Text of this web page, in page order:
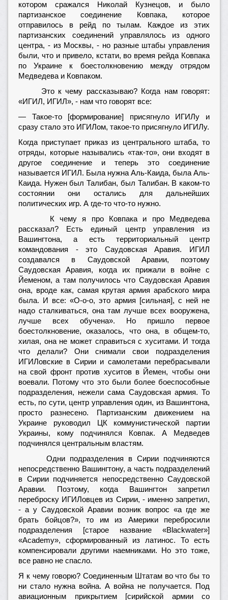
котором сражался Николай Кузнецов, и было
партизанское соединение Ковпака, которое
отправилось в рейд по тылам. Каждое из этих
партизанских соединений управлялось из одного
центра, - из Москвы, - но разные штабы управления
были, что и привело, кстати, во время рейда Ковпака
по Украине к боестолкновению между отрядом
Медведева и Ковпаком.
Это к чему рассказываю? Когда нам говорят:
«ИГИЛ, ИГИЛ», - нам что говорят все:
— Такое-то [формирование] присягнуло ИГИЛу и
сразу стало это ИГИЛом, такое-то присягнуло ИГИЛу.
Когда приступает приказ из центрального штаба, то
отряды, которые назывались «так-то», они входят в
другое соединение и теперь это соединение
называется ИГИЛ. Была нужна Аль-Каида, была Аль-
Каида. Нужен был Талибан, был Талибан. В каком-то
состоянии они остались для дальнейших
политических игр. А где-то что-то нужно.
К чему я про Ковпака и про Медведева
рассказал? Есть единый центр управления из
Вашингтона, а есть территориальный центр
командования - это Саудовская Аравия. ИГИЛ
создавался в Саудовской Аравии, поэтому
Саудовская Аравия, когда их прижали в войне с
Йеменом, а там получилось что Саудовская Аравия
она, вроде как, самая крутая армия арабского мира
была. И все: «О-о-о, это армия [сильная], с ней не
надо сталкиваться, она там лучше всех вооружена,
лучше всех обучена». Но пришло первое
боестолкновение, оказалось, что она, в общем-то,
хилая, она не может справиться с хуситами. И тогда
что делали? Они снимали свои подразделения
ИГИЛовские в Сирии и самолетами перебрасывали
на свой фронт против хуситов в Йемен, чтобы они
воевали. Потому что это были более боеспособные
подразделения, нежели сама Саудовская армия. То
есть, по сути, центр управления один, из Вашингтона,
просто разнесено. Партизанским движением на
Украине руководил ЦК коммунистической партии
Украины, кому подчинялся Ковпак. А Медведев
подчинялся центральным властям.
Одни подразделения в Сирии подчиняются
непосредственно Вашингтону, а часть подразделений
в Сирии подчиняется непосредственно Саудовской
Аравии. Поэтому, когда Вашингтон запретил
переброску ИГИЛовцев из Сирии, - именно запретил,
- а у Саудовской Аравии возник вопрос «а где же
брать бойцов?», то им из Америки перебросили
подразделения [старое название «Blackwater»]
«Academy», сформированный из латинос. То есть
компенсировали другими наемниками. Но это тоже,
все равно не спасло.
Я к чему говорю? Соединенным Штатам во что бы то
ни стало нужна война. А война не получается. Под
авиационным прикрытием [сирийской армии со